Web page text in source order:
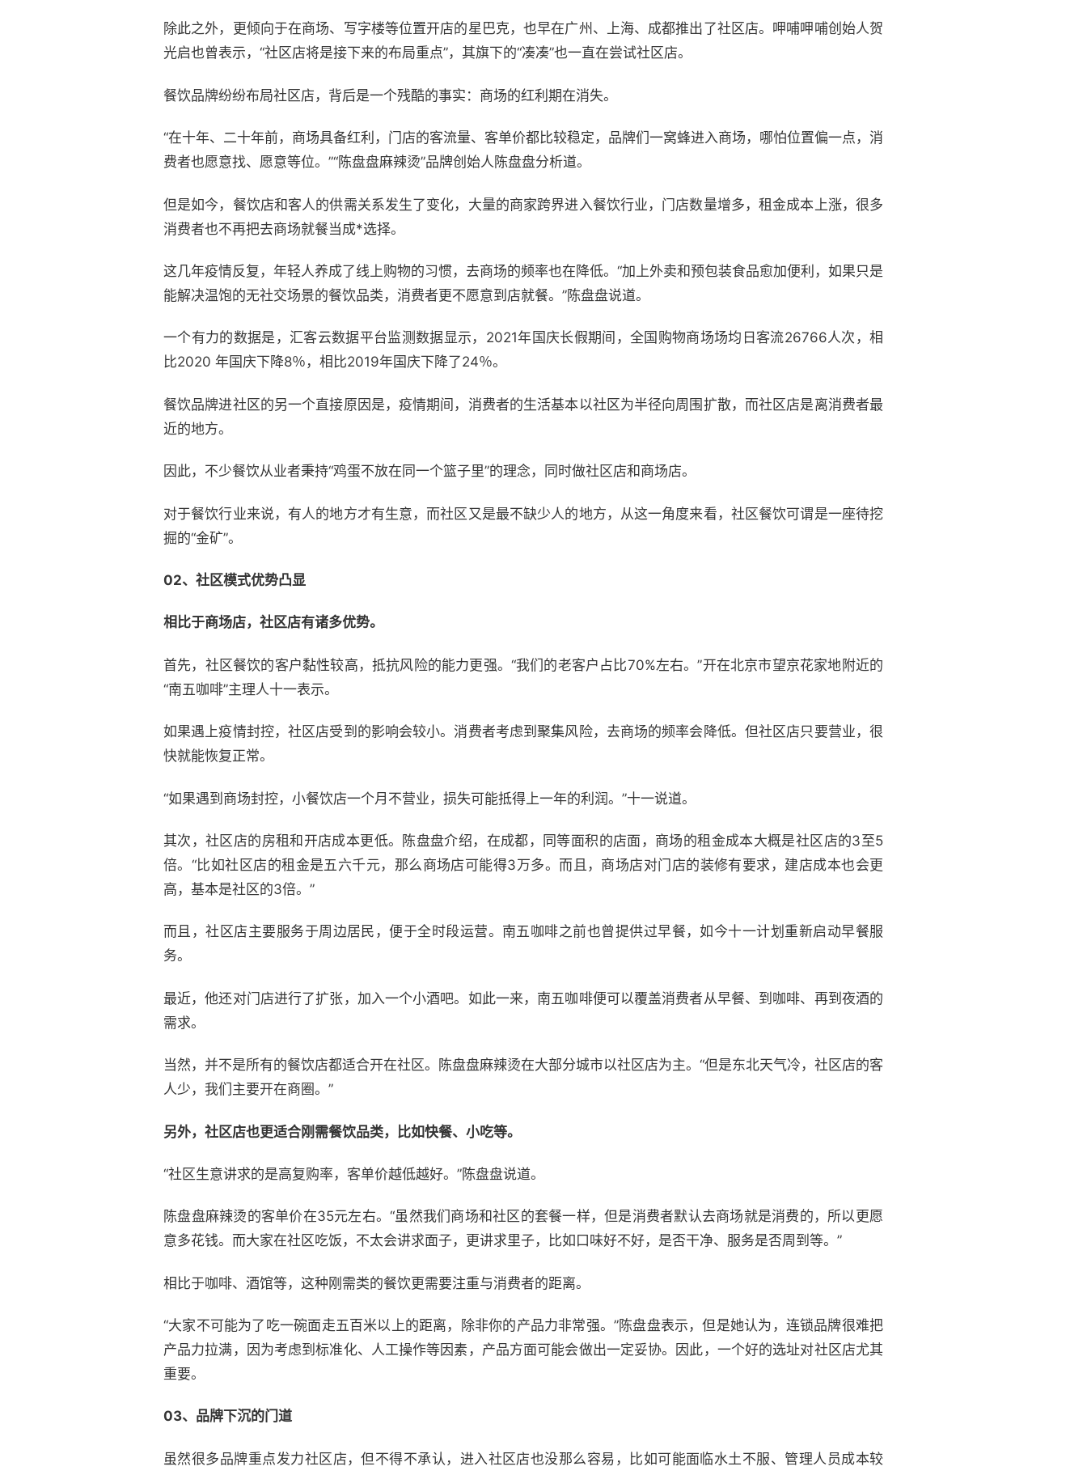
除此之外，更倾向于在商场、写字楼等位置开店的星巴克，也早在广州、上海、成都推出了社区店。呷哺呷哺创始人贺
光启也曾表示，“社区店将是接下来的布局重点”，其旗下的“凑凑”也一直在尝试社区店。
餐饮品牌纷纷布局社区店，背后是一个残酷的事实：商场的红利期在消失。
“在十年、二十年前，商场具备红利，门店的客流量、客单价都比较稳定，品牌们一窝蜂进入商场，哪怕位置偏一点，消
费者也愿意找、愿意等位。”“陈盘盘麻辣烫”品牌创始人陈盘盘分析道。
但是如今，餐饮店和客人的供需关系发生了变化，大量的商家跨界进入餐饮行业，门店数量增多，租金成本上涨，很多
消费者也不再把去商场就餐当成*选择。
这几年疫情反复，年轻人养成了线上购物的习惯，去商场的频率也在降低。“加上外卖和预包装食品愈加便利，如果只是
能解决温饱的无社交场景的餐饮品类，消费者更不愿意到店就餐。”陈盘盘说道。
一个有力的数据是，汇客云数据平台监测数据显示，2021年国庆长假期间，全国购物商场场均日客流26766人次，相
比2020 年国庆下降8％，相比2019年国庆下降了24％。
餐饮品牌进社区的另一个直接原因是，疫情期间，消费者的生活基本以社区为半径向周围扩散，而社区店是离消费者最
近的地方。
因此，不少餐饮从业者秉持“鸡蛋不放在同一个篮子里”的理念，同时做社区店和商场店。
对于餐饮行业来说，有人的地方才有生意，而社区又是最不缺少人的地方，从这一角度来看，社区餐饮可谓是一座待挖
掘的“金矿”。
02、社区模式优势凸显
相比于商场店，社区店有诸多优势。
首先，社区餐饮的客户黏性较高，抵抗风险的能力更强。“我们的老客户占比70%左右。”开在北京市望京花家地附近的
“南五咖啡”主理人十一表示。
如果遇上疫情封控，社区店受到的影响会较小。消费者考虑到聚集风险，去商场的频率会降低。但社区店只要营业，很
快就能恢复正常。
“如果遇到商场封控，小餐饮店一个月不营业，损失可能抵得上一年的利润。”十一说道。
其次，社区店的房租和开店成本更低。陈盘盘介绍，在成都，同等面积的店面，商场的租金成本大概是社区店的3至5
倍。“比如社区店的租金是五六千元，那么商场店可能得3万多。而且，商场店对门店的装修有要求，建店成本也会更
高，基本是社区的3倍。”
而且，社区店主要服务于周边居民，便于全时段运营。南五咖啡之前也曾提供过早餐，如今十一计划重新启动早餐服
务。
最近，他还对门店进行了扩张，加入一个小酒吧。如此一来，南五咖啡便可以覆盖消费者从早餐、到咖啡、再到夜酒的
需求。
当然，并不是所有的餐饮店都适合开在社区。陈盘盘麻辣烫在大部分城市以社区店为主。“但是东北天气冷，社区店的客
人少，我们主要开在商圈。”
另外，社区店也更适合刚需餐饮品类，比如快餐、小吃等。
“社区生意讲求的是高复购率，客单价越低越好。”陈盘盘说道。
陈盘盘麻辣烫的客单价在35元左右。“虽然我们商场和社区的套餐一样，但是消费者默认去商场就是消费的，所以更愿
意多花钱。而大家在社区吃饭，不太会讲求面子，更讲求里子，比如口味好不好，是否干净、服务是否周到等。”
相比于咖啡、酒馆等，这种刚需类的餐饮更需要注重与消费者的距离。
“大家不可能为了吃一碗面走五百米以上的距离，除非你的产品力非常强。”陈盘盘表示，但是她认为，连锁品牌很难把
产品力拉满，因为考虑到标准化、人工操作等因素，产品方面可能会做出一定妥协。因此，一个好的选址对社区店尤其
重要。
03、品牌下沉的门道
虽然很多品牌重点发力社区店，但不得不承认，进入社区店也没那么容易，比如可能面临水土不服、管理人员成本较